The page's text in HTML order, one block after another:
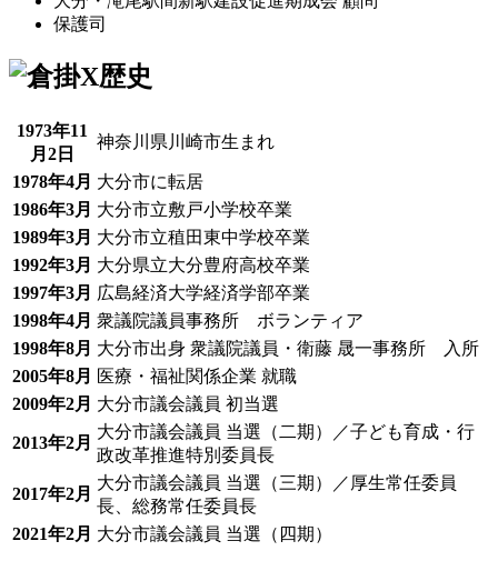
保護司
1973年11
月2日
神奈川県川崎市生まれ
1978年4月 大分市に転居
1986年3月 大分市立敷戸小学校卒業
1989年3月 大分市立稙田東中学校卒業
1992年3月 大分県立大分豊府高校卒業
1997年3月 広島経済大学経済学部卒業
1998年4月 衆議院議員事務所 ボランティア
1998年8月 大分市出身 衆議院議員・衛藤 晟一事務所 入所
2005年8月 医療・福祉関係企業 就職
2009年2月 大分市議会議員 初当選
2013年2月
大分市議会議員 当選（二期）／子ども育成・行
政改革推進特別委員長
2017年2月
大分市議会議員 当選（三期）／厚生常任委員
長、総務常任委員長
2021年2月 大分市議会議員 当選（四期）